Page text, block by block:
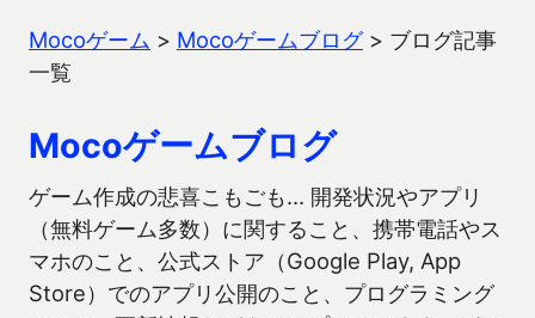
Mocoゲーム > Mocoゲームブログ> ブログ記事
一覧
Mocoゲームブログ
ゲーム作成の悲喜こもごも… 開発状況やアプリ
（無料ゲーム多数）に関すること、携帯電話やス
マホのこと、公式ストア（Google Play, App
Store）でのアプリ公開のこと、プログラミング